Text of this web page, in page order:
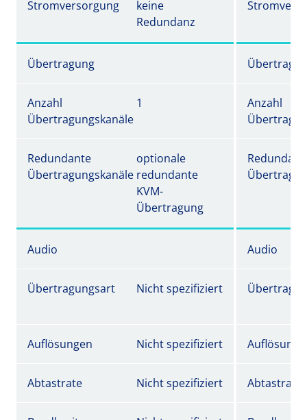
Stromversorgung
keine
Redundanz
Übertragung
Anzahl
Übertragungskanäle
1
Anzahl
Redundante
Übertragungskanäle
optionale
redundante
KVM-
Übertragung
Audio Audio
Übertragungsart Nicht spezifiziert
Auflösungen Nicht spezifiziert
Abtastrate Nicht spezifiziert Abtastrate